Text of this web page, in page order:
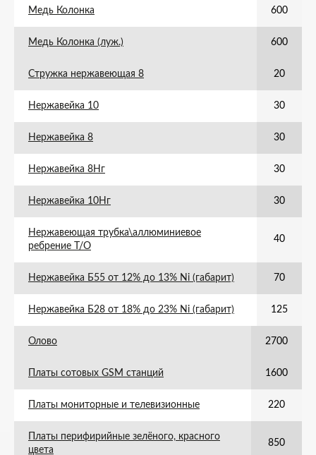
Медь Колонка 600
Медь Колонка (луж.) 600
Стружка нержавеющая 8 20
Нержавейка 10 30
Нержавейка 8 30
Нержавейка 8Нг 30
Нержавейка 10Нг 30
Нержавеющая трубка\аллюминиевое
ребрение Т/О
40
Нержавейка Б55 от 12% до 13% Ni (габарит) 70
Нержавейка Б28 от 18% до 23% Ni (габарит) 125
Олово 2700
Платы сотовых GSM станций 1600
Платы мониторные и телевизионные 220
Платы перифирийные зелёного, красного
цвета
850